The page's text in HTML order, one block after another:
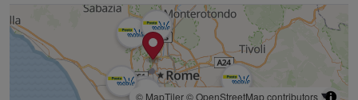
© MapTiler© OpenStreetMap contributors